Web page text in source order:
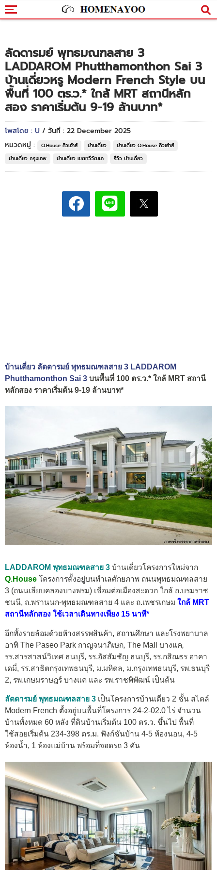
ลัดดารมย์ พุทธมณฑลสาย 3
LADDAROM Phutthamonthon Sai 3
บ้านเดี่ยวหรู Modern French Style บน
พื้นที่ 100 ตร.ว.* ใกล้ MRT สถานีหลัก
สอง ราคาเริ่มต้น 9-19 ล้านบาท*
โพสโดย : U / วันที่ : 22 December 2025
หมวดหมู่ :
Q.House คิวเฮ้าส์ บ้านเดี่ยว
บ้านเดี่ยว Q.House คิวเฮ้าส์
บ้านเดี่ยว กรุงเทพ
บ้านเดี่ยว เขตทวีวัฒนา รีวิว บ้านเดี่ยว
บ้านเดี่ยว ลัดดารมย์ พุทธมณฑลสาย 3 LADDAROM
Phutthamonthon Sai 3 บนพื้นที่ 100 ตร.ว.* ใกล้ MRT สถานี
หลักสอง ราคาเริ่มต้น 9-19 ล้านบาท*
LADDAROM พุทธมณฑลสาย 3 บ้านเดี่ยวโครงการใหม่จาก
Q.House โครงการตั้งอยู่บนทำเลศักยภาพ ถนนพุทธมณฑลสาย
3 (ถนนเลียบคลองบางพรม) เชื่อมต่อเมืองสะดวก ใกล้ ถ.บรมราช
ชนนี, ถ.พรานนก-พุทธมณฑลสาย 4 และ ถ.เพชรเกษม ใกล้ MRT
สถานีหลักสอง ใช้เวลาเดินทางเพียง 15 นาที*
อีกทั้งรายล้อมด้วยห้างสรรพสินค้า, สถานศึกษา และโรงพยาบาล
อาทิ The Paseo Park กาญจนาภิเษก, The Mall บางแค,
รร.สารสาสน์วิเทศ ธนบุรี, รร.อัสสัมชัญ ธนบุรี, รร.กสิณธร อาคา
เดมี่, รร.สาธิตกรุงเทพธนบุรี, ม.มหิดล, ม.กรุงเทพธนบุรี, รพ.ธนบุรี
2, รพ.เกษมราษฎร์ บางแค และ รพ.ราชพิพัฒน์ เป็นต้น
ลัดดารมย์ พุทธมณฑลสาย 3 เป็นโครงการบ้านเดี่ยว 2 ชั้น สไตล์
Modern French ตั้งอยู่บนพื้นที่โครงการ 24-2-02.0 ไร่ จำนวน
บ้านทั้งหมด 60 หลัง ที่ดินบ้านเริ่มต้น 100 ตร.ว. ขึ้นไป พื้นที่
ใช้สอยเริ่มต้น 234-398 ตร.ม. ฟังก์ชันบ้าน 4-5 ห้องนอน, 4-5
ห้องน้ำ, 1 ห้องแม่บ้าน พร้อมที่จอดรถ 3 คัน